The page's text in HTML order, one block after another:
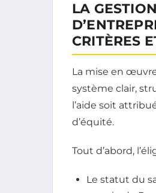
LA
CRITÈRES
La mise en
système clair,
l’aide soit
d’équité.
Tout d’abord,
Le statut du